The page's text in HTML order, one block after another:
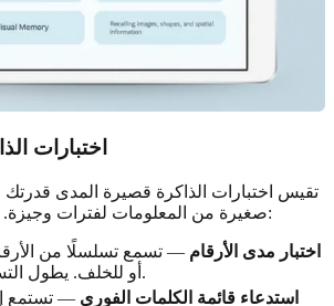
اختبارات
تقيس اختبارات الذاكرة قصيرة المدى
صغيرة من المعلومات لفترات وجيزة. تشمل الأمثلة الشائعة:
اختبار مدى الأرقام — تسمع تسلسلًا من
أو للخلف. يطول التسلسل مع تقدمك.
استدعاء قائمة الكلمات الفوري — تستمع